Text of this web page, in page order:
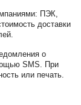
ПЭК,
доставки
о
SMS. При
или печать.